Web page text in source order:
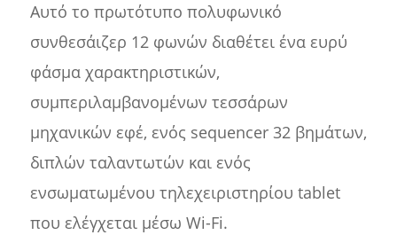
Αυτό το πρωτότυπο πολυφωνικό
συνθεσάιζερ 12 φωνών διαθέτει ένα ευρύ
φάσμα χαρακτηριστικών,
συμπεριλαμβανομένων τεσσάρων
μηχανικών εφέ, ενός sequencer 32 βημάτων,
διπλών ταλαντωτών και ενός
ενσωματωμένου τηλεχειριστηρίου tablet
που ελέγχεται μέσω Wi-Fi.